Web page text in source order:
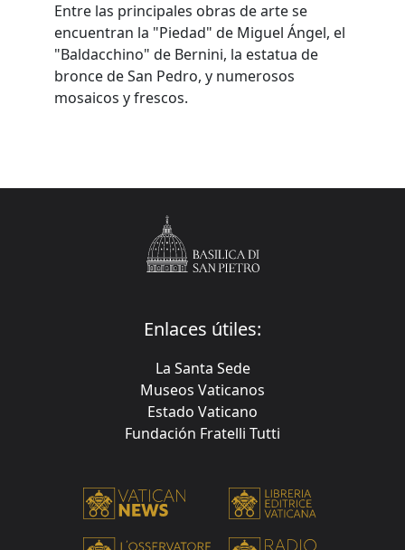
Entre las principales obras de arte se
encuentran la "Piedad" de Miguel Ángel, el
"Baldacchino" de Bernini, la estatua de
bronce de San Pedro, y numerosos
mosaicos y frescos.
Enlaces útiles:
La Santa Sede
Museos Vaticanos
Estado Vaticano
Fundación Fratelli Tutti